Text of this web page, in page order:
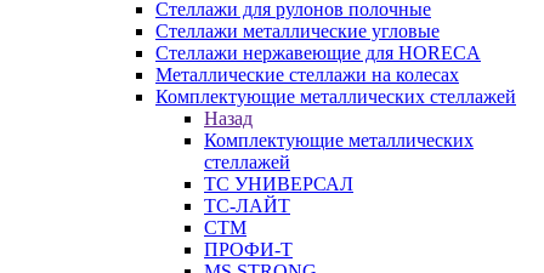
Стеллажи для рулонов полочные
Стеллажи металлические угловые
Стеллажи нержавеющие для HORECA
Металлические стеллажи на колесах
Комплектующие металлических стеллажей
Назад
Комплектующие металлических
стеллажей
ТС УНИВЕРСАЛ
ТС-ЛАЙТ
СТМ
ПРОФИ-Т